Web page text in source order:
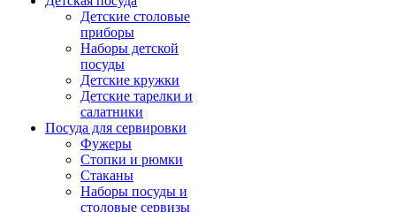
Детские столовые
приборы
Наборы детской
посуды
Детские кружки
Детские тарелки и
салатники
Посуда для сервировки
Фужеры
Стопки и рюмки
Стаканы
Наборы посуды и
столовые сервизы